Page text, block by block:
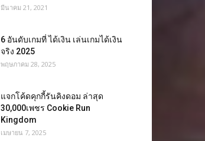
มีนาคม 21, 2021
6 อันดับเกมที่ ได้เงิน เล่นเกมได้เงิน
จริง 2025
พฤษภาคม 28, 2025
แจกโค้ดคุกกี้รันคิงดอม ล่าสุด
30,000เพชร Cookie Run
Kingdom
เมษายน 7, 2025